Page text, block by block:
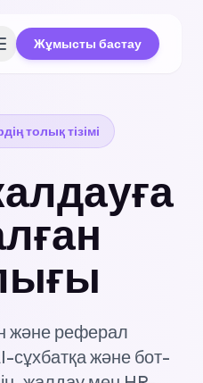
Жұмысты бастау
толық тізімі
және реферал
сұхбатқа және бот-